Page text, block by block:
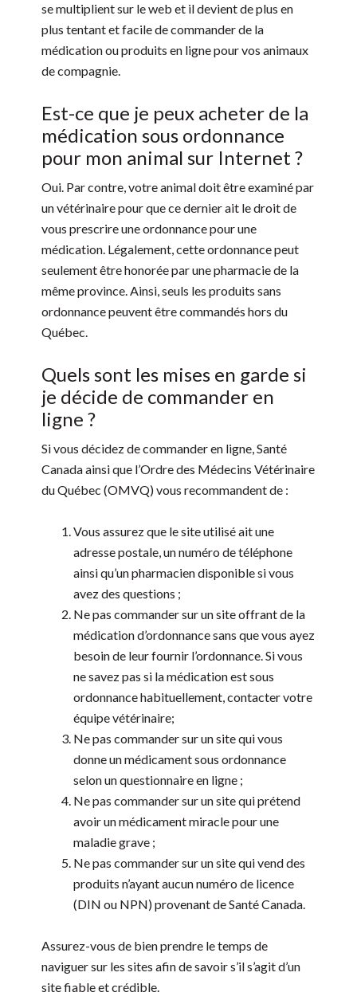
se multiplient sur le web et il devient de plus en
plus tentant et facile de commander de la
médication ou produits en ligne pour vos animaux
de compagnie.
Est-ce que je peux acheter de la
médication sous ordonnance
pour mon animal sur Internet ?
Oui. Par contre, votre animal doit être examiné par
un vétérinaire pour que ce dernier ait le droit de
vous prescrire une ordonnance pour une
médication. Légalement, cette ordonnance peut
seulement être honorée par une pharmacie de la
même province. Ainsi, seuls les produits sans
ordonnance peuvent être commandés hors du
Québec.
Quels sont les mises en garde si
je décide de commander en
ligne ?
Si vous décidez de commander en ligne, Santé
Canada ainsi que l’Ordre des Médecins Vétérinaire
du Québec (OMVQ) vous recommandent de :
Vous assurez que le site utilisé ait une
adresse postale, un numéro de téléphone
ainsi qu’un pharmacien disponible si vous
avez des questions ;
Ne pas commander sur un site offrant de la
médication d’ordonnance sans que vous ayez
besoin de leur fournir l’ordonnance. Si vous
ne savez pas si la médication est sous
ordonnance habituellement, contacter votre
équipe vétérinaire;
Ne pas commander sur un site qui vous
donne un médicament sous ordonnance
selon un questionnaire en ligne ;
Ne pas commander sur un site qui prétend
avoir un médicament miracle pour une
maladie grave ;
Ne pas commander sur un site qui vend des
produits n’ayant aucun numéro de licence
(DIN ou NPN) provenant de Santé Canada.
Assurez-vous de bien prendre le temps de
naviguer sur les sites afin de savoir s’il s’agit d’un
site fiable et crédible.